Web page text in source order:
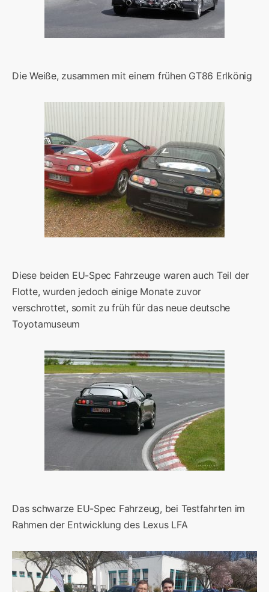
Die Weiße, zusammen mit einem frühen GT86 Erlkönig
Diese beiden EU-Spec Fahrzeuge waren auch Teil der
Flotte, wurden jedoch einige Monate zuvor
verschrottet, somit zu früh für das neue deutsche
Toyotamuseum
Das schwarze EU-Spec Fahrzeug, bei Testfahrten im
Rahmen der Entwicklung des Lexus LFA